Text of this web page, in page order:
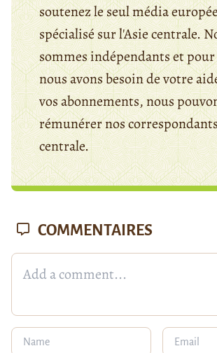
soutenez le seul média
spécialisé sur l'Asie centrale.
sommes indépendants et
nous avons besoin de votre
vos abonnements, nous
rémunérer nos
centrale.
COMMENTAIRES